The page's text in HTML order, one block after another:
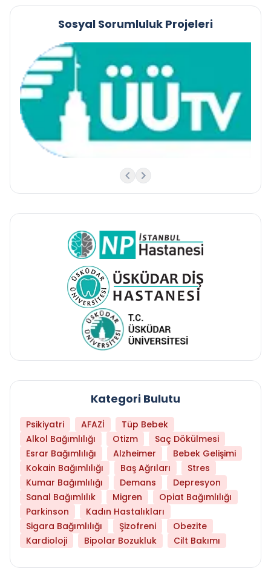
Sosyal Sorumluluk Projeleri
Kategori Bulutu
Psikiyatri AFAZİ
Tüp Bebek
Alkol Bağımlılığı
Otizm
Saç Dökülmesi
Esrar Bağımlılığı
Alzheimer
Bebek Gelişimi
Kokain Bağımlılığı
Baş Ağrıları
Stres
Kumar Bağımlılığı
Demans
Depresyon
Sanal Bağımlılık
Migren
Opiat Bağımlılığı
Parkinson
Kadın Hastalıkları
Sigara Bağımlılığı
Şizofreni
Obezite
Kardioloji
Bipolar Bozukluk Cilt Bakımı